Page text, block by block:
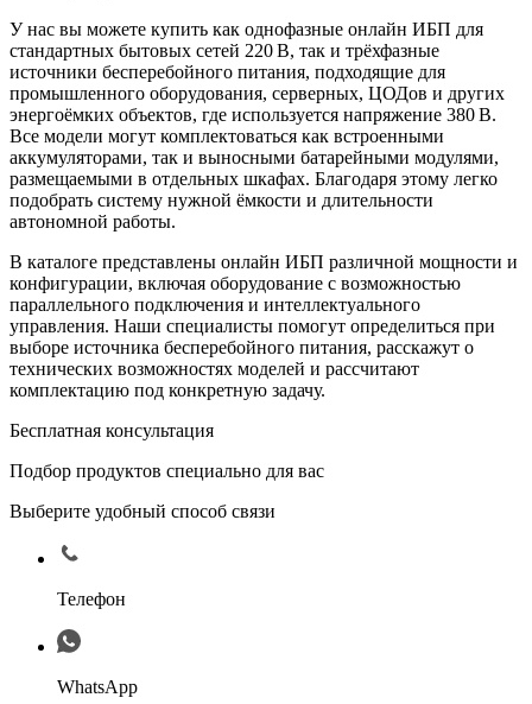
У нас вы можете купить как однофазные онлайн ИБП для
стандартных бытовых сетей 220 В, так и трёхфазные
источники бесперебойного питания, подходящие для
промышленного оборудования, серверных, ЦОДов и других
энергоёмких объектов, где используется напряжение 380 В.
Все модели могут комплектоваться как встроенными
аккумуляторами, так и выносными батарейными модулями,
размещаемыми в отдельных шкафах. Благодаря этому легко
подобрать систему нужной ёмкости и длительности
автономной работы.
В каталоге представлены онлайн ИБП различной мощности и
конфигурации, включая оборудование с возможностью
параллельного подключения и интеллектуального
управления. Наши специалисты помогут определиться при
выборе источника бесперебойного питания, расскажут о
технических возможностях моделей и рассчитают
комплектацию под конкретную задачу.
Бесплатная консультация
Подбор продуктов специально для вас
Выберите удобный способ связи
Телефон
WhatsApp